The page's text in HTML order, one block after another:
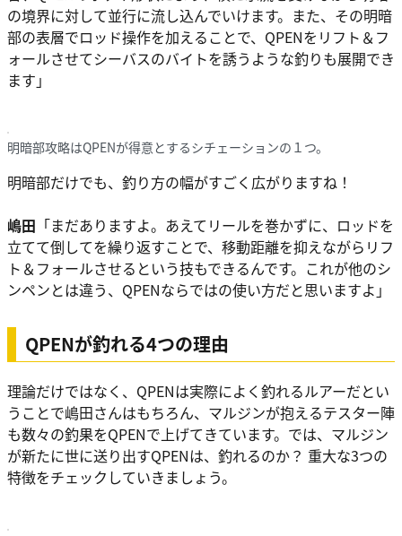
の境界に対して並行に流し込んでいけます。また、その明暗
部の表層でロッド操作を加えることで、QPENをリフト＆フ
ォールさせてシーバスのバイトを誘うような釣りも展開でき
ます」
明暗部攻略はQPENが得意とするシチェーションの１つ。
明暗部だけでも、釣り方の幅がすごく広がりますね！
嶋田 「まだありますよ。あえてリールを巻かずに、ロッドを
立てて倒してを繰り返すことで、移動距離を抑えながらリフ
ト＆フォールさせるという技もできるんです。これが他のシ
ンペンとは違う、QPENならではの使い方だと思いますよ」
QPENが釣れる4つの理由
理論だけではなく、QPENは実際によく釣れるルアーだとい
うことで嶋田さんはもちろん、マルジンが抱えるテスター陣
も数々の釣果をQPENで上げてきています。では、マルジン
が新たに世に送り出すQPENは、釣れるのか？ 重大な3つの
特徴をチェックしていきましょう。